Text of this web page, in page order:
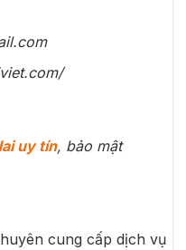
uy tín, bảo mật
cung cấp dịch vụ